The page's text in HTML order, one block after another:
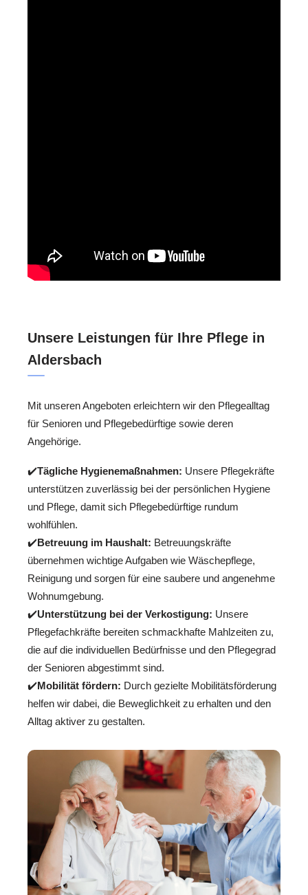
Unsere Leistungen für Ihre Pflege in
Aldersbach
Mit unseren Angeboten erleichtern wir den Pflegealltag
für Senioren und Pflegebedürftige sowie deren
Angehörige.
✔️Tägliche Hygienemaßnahmen: Unsere Pflegekräfte
unterstützen zuverlässig bei der persönlichen Hygiene
und Pflege, damit sich Pflegebedürftige rundum
wohlfühlen.
✔️Betreuung im Haushalt: Betreuungskräfte
übernehmen wichtige Aufgaben wie Wäschepflege,
Reinigung und sorgen für eine saubere und angenehme
Wohnumgebung.
✔️Unterstützung bei der Verkostigung: Unsere
Pflegefachkräfte bereiten schmackhafte Mahlzeiten zu,
die auf die individuellen Bedürfnisse und den Pflegegrad
der Senioren abgestimmt sind.
✔️Mobilität fördern: Durch gezielte Mobilitätsförderung
helfen wir dabei, die Beweglichkeit zu erhalten und den
Alltag aktiver zu gestalten.